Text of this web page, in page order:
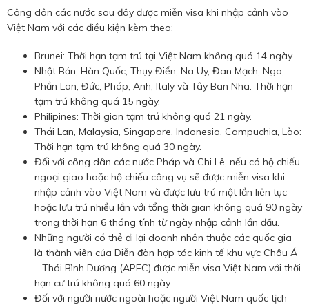
Công dân các nước sau đây được miễn visa khi nhập cảnh vào
Việt Nam với các điều kiện kèm theo:
Brunei: Thời hạn tạm trú tại Việt Nam không quá 14 ngày.
Nhật Bản, Hàn Quốc, Thụy Điển, Na Uy, Đan Mạch, Nga,
Phần Lan, Đức, Pháp, Anh, Italy và Tây Ban Nha: Thời hạn
tạm trú không quá 15 ngày.
Philipines: Thời gian tạm trú không quá 21 ngày.
Thái Lan, Malaysia, Singapore, Indonesia, Campuchia, Lào:
Thời hạn tạm trú không quá 30 ngày.
Đối với công dân các nước Pháp và Chi Lê, nếu có hộ chiếu
ngoại giao hoặc hộ chiếu công vụ sẽ được miễn visa khi
nhập cảnh vào Việt Nam và được lưu trú một lần liên tục
hoặc lưu trú nhiều lần với tổng thời gian không quá 90 ngày
trong thời hạn 6 tháng tính từ ngày nhập cảnh lần đầu.
Những người có thẻ đi lại doanh nhân thuộc các quốc gia
là thành viên của Diễn đàn hợp tác kinh tế khu vực Châu Á
– Thái Bình Dương (APEC) được miễn visa Việt Nam với thời
hạn cư trú không quá 60 ngày.
Đối với người nước ngoài hoặc người Việt Nam quốc tịch